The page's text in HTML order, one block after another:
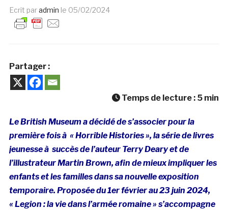
Ecrit paradmin le 05/02/2024
Partager :
Temps de lecture : 5 min
Le British Museum a décidé de s’associer pour la
première fois à « Horrible Histories », la série de livres
jeunesse à succès de l’auteur Terry Deary et de
l’illustrateur Martin Brown, afin de mieux impliquer les
enfants et les familles dans sa nouvelle exposition
temporaire. Proposée du 1er février au 23 juin 2024,
« Legion : la vie dans l’armée romaine » s’accompagne